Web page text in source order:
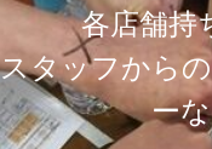
各店舗持
スタッフからの
ーな